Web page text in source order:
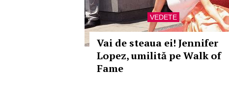
VEDETE
Vai de steaua ei! Jennifer
Lopez, umilită pe Walk of
Fame